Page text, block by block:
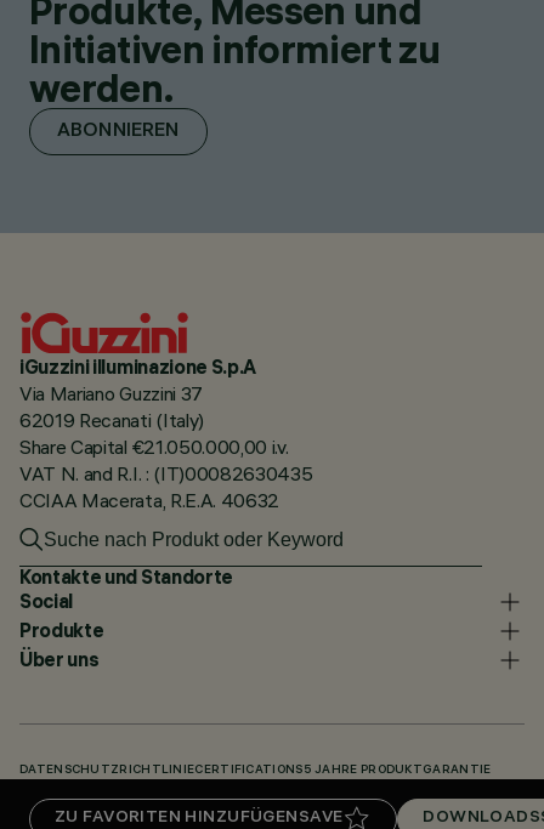
ZU FAVORITEN HINZUFÜGEN SAVE DOWNLOADS
Produkte, Messen und
Initiativen informiert zu
werden.
ABONNIEREN
iGuzzini illuminazione S.p.A
Via Mariano Guzzini 37
62019 Recanati (Italy)
Share Capital €21.050.000,00 i.v.
VAT N. and R.I. : (IT)00082630435
CCIAA Macerata, R.E.A. 40632
Kontakte und Standorte
Social
Produkte
Über uns
DATENSCHUTZRICHTLINIECERTIFICATIONS 5 JAHRE PRODUKTGARANTIE
UNSERE CODES KNOWLEDGE BASE (LOGIN REQUIRED) DOWNLOADS